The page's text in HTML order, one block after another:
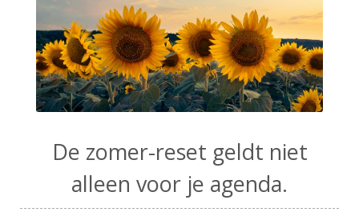
De zomer-reset geldt niet
alleen voor je agenda.